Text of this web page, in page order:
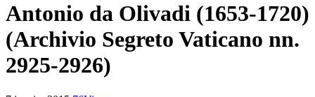
Antonio da Olivadi (1653-1720)
(Archivio Segreto Vaticano nn.
2925-2926)